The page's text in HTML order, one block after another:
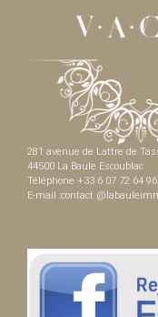
281 avenue de Lattre de
44500 La Baule Escoublac
Téléphone +33 6 07 72 64 96
E-mail :contact